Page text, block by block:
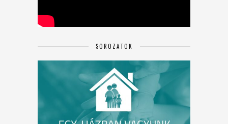
SOROZATOK